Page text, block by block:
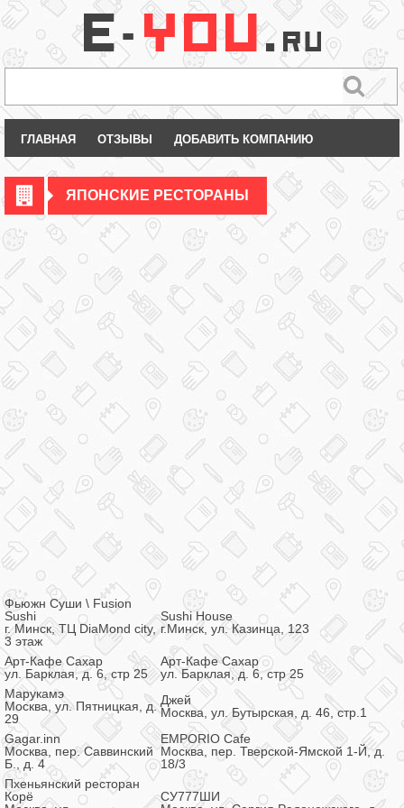
ГЛАВНАЯ ОТЗЫВЫ ДОБАВИТЬ КОМПАНИЮ
ЯПОНСКИЕ РЕСТОРАНЫ
Фьюжн Суши \ Fusion
Sushi
г. Минск, ТЦ DiaMond city,
3 этаж
Sushi House
г.Минск, ул. Казинца, 123
Арт-Кафе Сахар
ул. Барклая, д. 6, стр 25
Арт-Кафе Сахар
ул. Барклая, д. 6, стр 25
Марукамэ
Москва, ул. Пятницкая, д.
29
Джей
Москва, ул. Бутырская, д. 46, стр.1
Gagar.inn
Москва, пер. Саввинский
Б., д. 4
EMPORIO Cafe
Москва, пер. Тверской-Ямской 1-Й, д.
18/3
Пхеньянский ресторан
Корё
СУ777ШИ